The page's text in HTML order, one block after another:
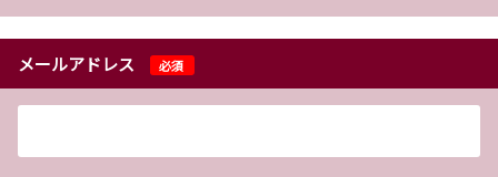
メールアドレス 必須